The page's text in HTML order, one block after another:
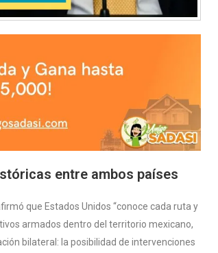
entre ambos países
que Estados Unidos “conoce cada ruta y
armados dentro del territorio mexicano,
bilateral: la posibilidad de intervenciones